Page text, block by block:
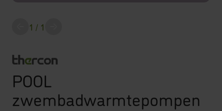
screenreader.slider previous
1 / 1
POOL
zwembadwarmtepompen